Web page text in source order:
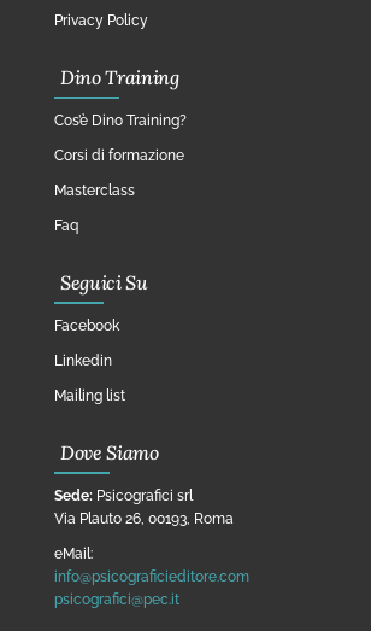
Privacy Policy
Dino Training
Cos’è Dino Training?
Corsi di formazione
Masterclass
Faq
Seguici Su
Facebook
Linkedin
Mailing list
Dove Siamo
Sede: Psicografici srl
Via Plauto 26, 00193, Roma
eMail:
info@psicograficieditore.com
psicografici@pec.it